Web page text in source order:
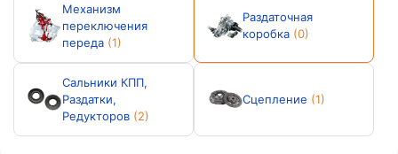
Механизм
переключения
переда (1)
Раздаточная
коробка (0)
Сальники КПП,
Раздатки,
Редукторов (2)
Сцепление (1)